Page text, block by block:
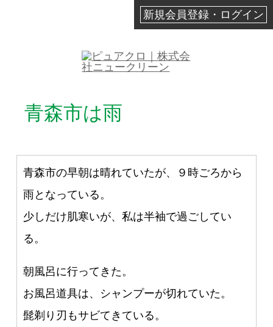
新規会員登録・ログイン
青森市は雨
青森市の早朝は晴れていたが、９時ごろから
雨となっている。
少しだけ肌寒いが、私は半袖で過ごしてい
る。
朝風呂に行ってきた。
お風呂道具は、シャンプーが切れていた。
髭剃り刃もサビてきている。